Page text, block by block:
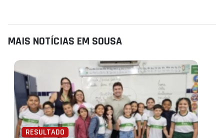
MAIS NOTÍCIAS EM SOUSA
RESULTADO